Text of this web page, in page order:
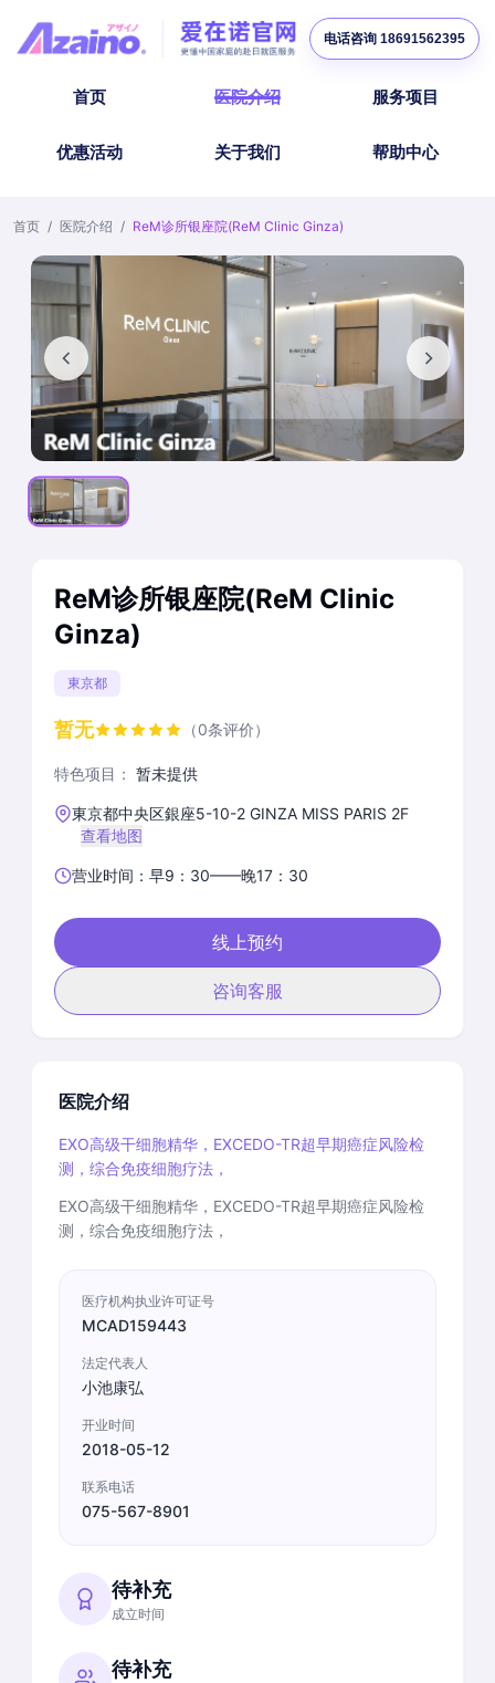
首页 医院介绍 服务项目
优惠活动 关于我们 帮助中心
电话咨询 18691562395
首页 / 医院介绍 / ReM诊所银座院(ReM Clinic Ginza)
ReM诊所银座院(ReM Clinic
Ginza)
東京都
暂无 （0条评价）
特色项目： 暂未提供
東京都中央区銀座5-10-2 GINZA MISS PARIS 2F
查看地图
营业时间：早9：30——晚17：30
线上预约
咨询客服
医院介绍
EXO高级干细胞精华，EXCEDO-TR超早期癌症风险检
测，综合免疫细胞疗法，
EXO高级干细胞精华，EXCEDO-TR超早期癌症风险检
测，综合免疫细胞疗法，
医疗机构执业许可证号
MCAD159443
法定代表人
小池康弘
开业时间
2018-05-12
联系电话
075-567-8901
待补充
成立时间
待补充